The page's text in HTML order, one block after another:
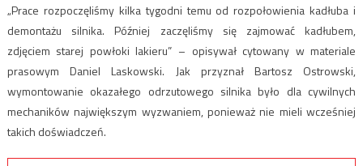
„Prace rozpoczęliśmy kilka tygodni temu od rozpołowienia kadłuba i
demontażu silnika. Później zaczęliśmy się zajmować kadłubem,
zdjęciem starej powłoki lakieru” – opisywał cytowany w materiale
prasowym Daniel Laskowski. Jak przyznał Bartosz Ostrowski,
wymontowanie okazałego odrzutowego silnika było dla cywilnych
mechaników największym wyzwaniem, ponieważ nie mieli wcześniej
takich doświadczeń.